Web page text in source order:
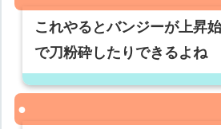
これやるとバンジーが上昇
で刀粉砕したりできるよね